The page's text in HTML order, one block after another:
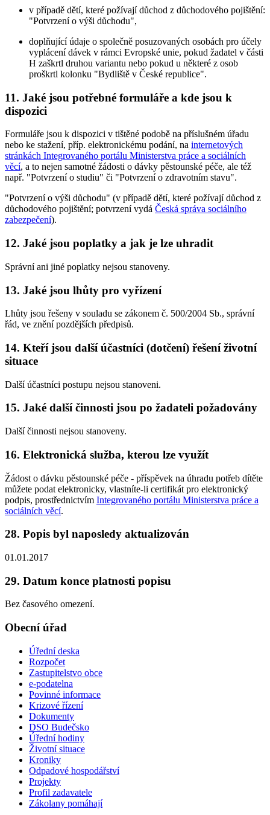
v případě dětí, které požívají důchod z důchodového pojištění:
"Potvrzení o výši důchodu",
doplňující údaje o společně posuzovaných osobách pro účely
vyplácení dávek v rámci Evropské unie, pokud žadatel v části
H zaškrtl druhou variantu nebo pokud u některé z osob
proškrtl kolonku "Bydliště v České republice".
11. Jaké jsou potřebné formuláře a kde jsou k
dispozici
Formuláře jsou k dispozici v tištěné podobě na příslušném úřadu
nebo ke stažení, příp. elektronickému podání, na internetových
stránkách Integrovaného portálu Ministerstva práce a sociálních
věcí, a to nejen samotné žádosti o dávky pěstounské péče, ale též
např. "Potvrzení o studiu" či "Potvrzení o zdravotním stavu".
"Potvrzení o výši důchodu" (v případě dětí, které požívají důchod z
důchodového pojištění; potvrzení vydá Česká správa sociálního
zabezpečení).
12. Jaké jsou poplatky a jak je lze uhradit
Správní ani jiné poplatky nejsou stanoveny.
13. Jaké jsou lhůty pro vyřízení
Lhůty jsou řešeny v souladu se zákonem č. 500/2004 Sb., správní
řád, ve znění pozdějších předpisů.
14. Kteří jsou další účastníci (dotčení) řešení životní
situace
Další účastníci postupu nejsou stanoveni.
15. Jaké další činnosti jsou po žadateli požadovány
Další činnosti nejsou stanoveny.
16. Elektronická služba, kterou lze využít
Žádost o dávku pěstounské péče - příspěvek na úhradu potřeb dítěte
můžete podat elektronicky, vlastníte-li certifikát pro elektronický
podpis, prostřednictvím Integrovaného portálu Ministerstva práce a
sociálních věcí.
28. Popis byl naposledy aktualizován
01.01.2017
29. Datum konce platnosti popisu
Bez časového omezení.
Obecní úřad
Úřední deska
Rozpočet
Zastupitelstvo obce
e-podatelna
Povinné informace
Krizové řízení
Dokumenty
DSO Budečsko
Úřední hodiny
Životní situace
Kroniky
Odpadové hospodářství
Projekty
Profil zadavatele
Zákolany pomáhají